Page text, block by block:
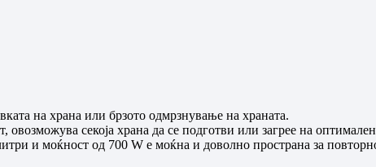
на храна или брзото одмрзнување на храната.
секоја храна да се подготви или загрее на
и моќност од 700 W е моќна и доволно пространа за